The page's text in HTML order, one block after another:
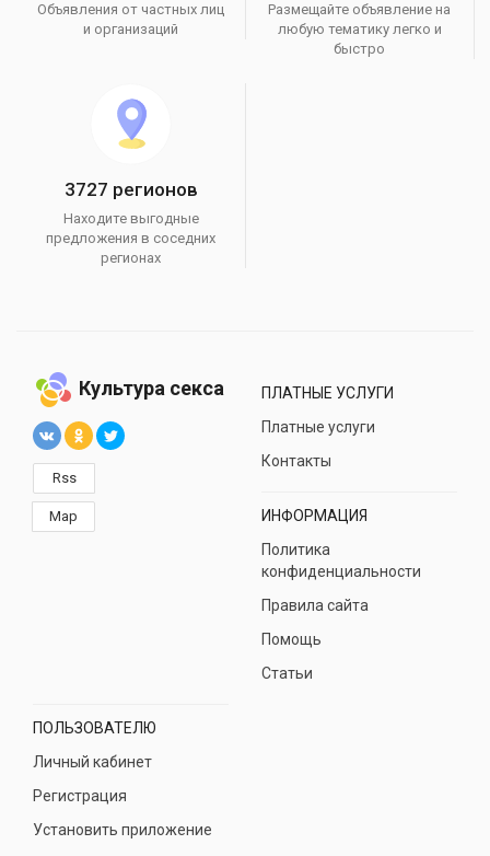
Объявления от частных лиц
и организаций
Размещайте объявление на
любую тематику легко и
быстро
3727 регионов
Находите выгодные
предложения в соседних
регионах
Культура секса
Rss
Map
ПЛАТНЫЕ УСЛУГИ
Платные услуги
Контакты
ИНФОРМАЦИЯ
Политика
конфиденциальности
Правила сайта
Помощь
Статьи
ПОЛЬЗОВАТЕЛЮ
Личный кабинет
Регистрация
Установить приложение